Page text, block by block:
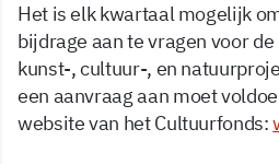
Het is elk kwartaal mogelijk
bijdrage aan te vragen voor
kunst-, cultuur-, en
een aanvraag aan moet
website van het Cultuurfonds: